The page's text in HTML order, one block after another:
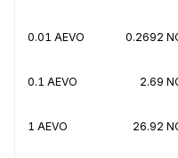
0.01 AEVO 0.2692
0.1 AEVO 2.69
1 AEVO 26.92